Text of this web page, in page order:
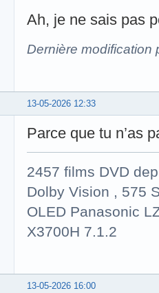
Ah, je ne sais pas
Dernière modification
13-05-2026 12:33
Parce que tu n’as
2457 films DVD
Dolby Vision , 575
OLED Panasonic
X3700H 7.1.2
13-05-2026 16:00